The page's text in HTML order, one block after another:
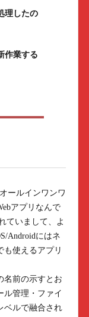
理したの
作業する
ールインワンワ
アプリなんで
ていまして、よ
Androidにはネ
も使えるアプリ
前の示すとお
ル管理・ファイ
ベルで融合され